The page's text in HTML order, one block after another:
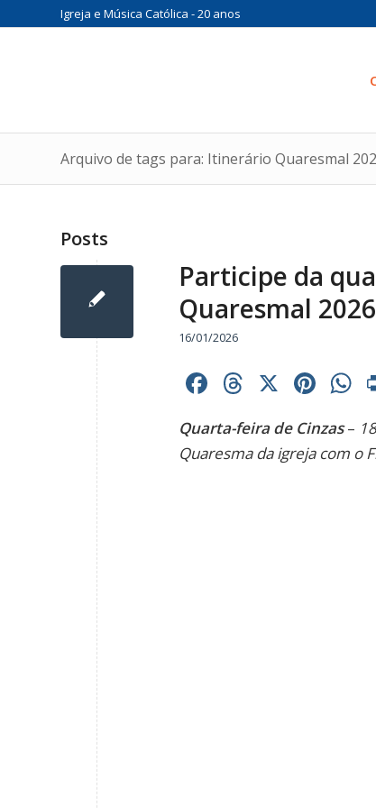
Igreja e Música Católica - 20 anos
Arquivo de tags para: Itinerário Quaresmal
Posts
Participe da
Quaresmal 2026
16/01/2026
Facebook
Threads
X
Quarta-feira de Cinzas–
Quaresma da igreja com o